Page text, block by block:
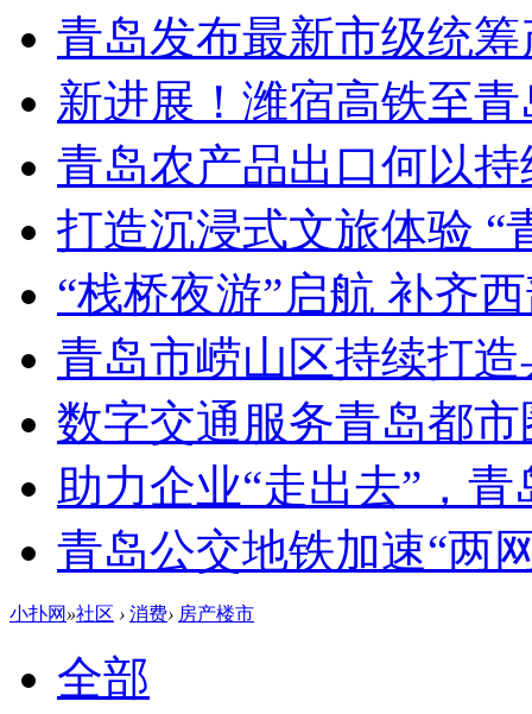
青岛发布最新市级统
新进展！潍宿高铁至
青岛农产品出口何以持
打造沉浸式文旅体验 “
“栈桥夜游”启航 补齐
青岛市崂山区持续打
数字交通服务青岛都
助力企业“走出去”，
青岛公交地铁加速“两
小扑网 »社区 › 消费› 房产楼市
全部